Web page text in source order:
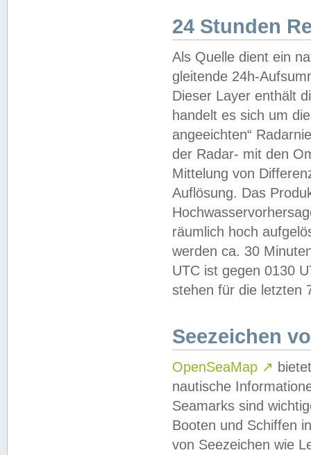
24 Stunden
Als Quelle dient ein
gleitende 24h-
Dieser Layer enthält
handelt es sich um
angeeichten“
der Radar- mit den
Mittelung von
Auflösung. Das
räumlich hoch
werden ca. 30
UTC ist gegen 0130
stehen für die letzten
Seezeichen
OpenSeaMap ↗
nautische
Seamarks sind
Booten und Schiffen
von Seezeichen wie